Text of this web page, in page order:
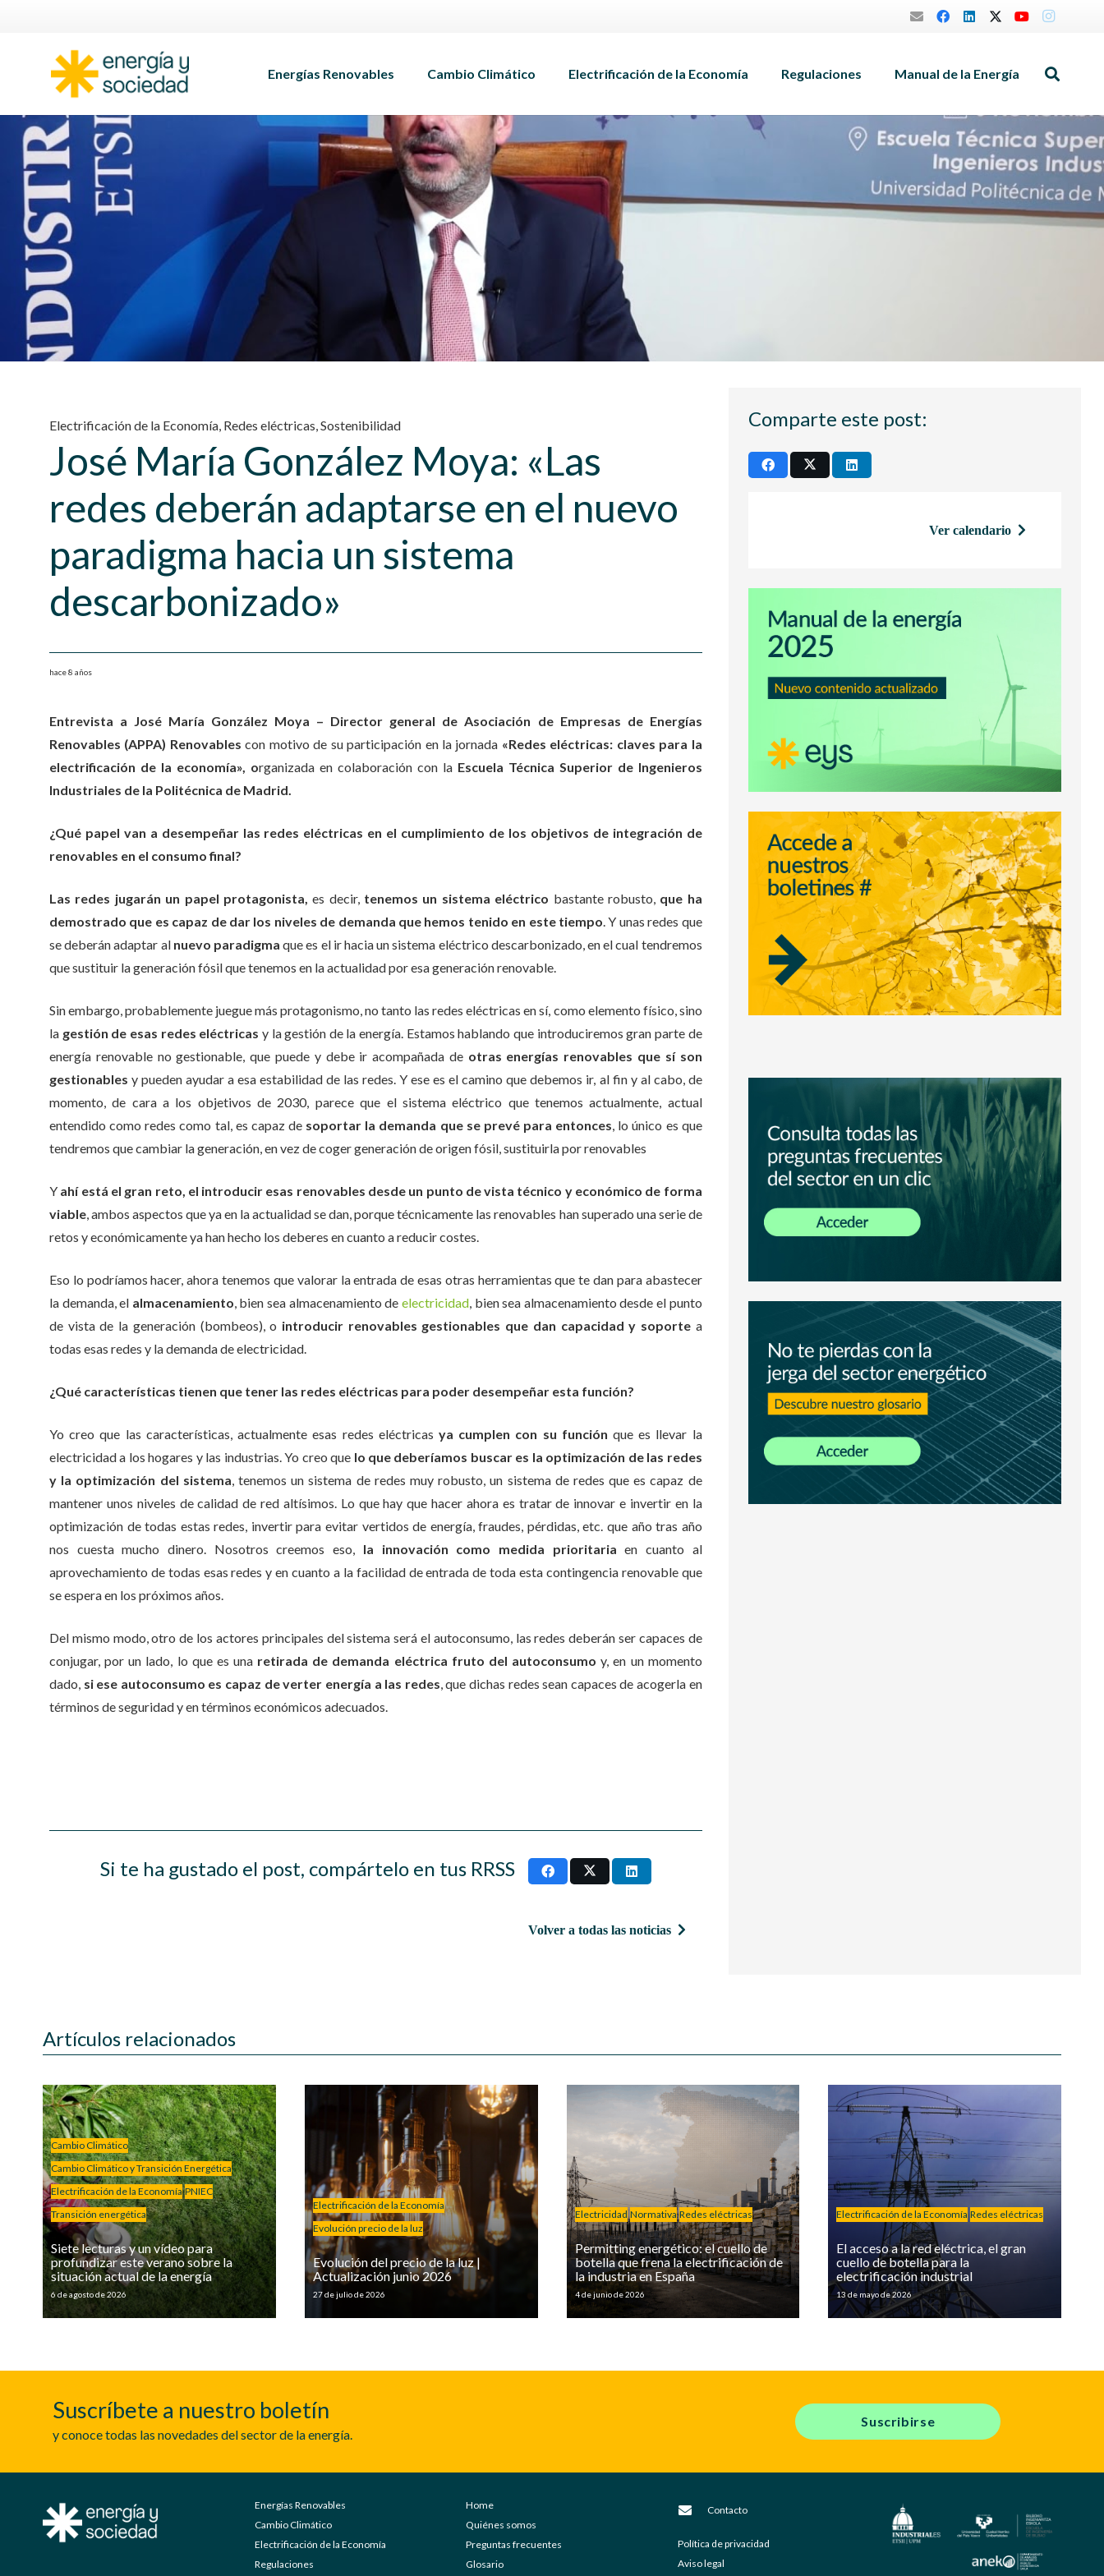
Energías Renovables Cambio Climático Electrificación de la Economía Regulaciones Manual de la Energía
Electrificación de la Economía, Redes eléctricas,Sostenibilidad
José María González Moya: «Las
redes deberán adaptarse en el nuevo
paradigma hacia un sistema
descarbonizado»
hace 8 años
Entrevista a José María González Moya – Director general de Asociación de Empresas de Energías
Renovables (APPA) Renovablescon motivo de su participación en la jornada «Redes eléctricas: claves para la
electrificación de la economía», organizada en colaboración con laEscuela Técnica Superior de Ingenieros
Industriales de la Politécnica de Madrid.
¿Qué papel van a desempeñar las redes eléctricas en el cumplimiento de los objetivos de integración de
renovables en el consumo final?
Las redes jugarán un papel protagonista, es decir, tenemos un sistema eléctrico bastante robusto, que ha
demostrado que es capaz de dar los niveles de demanda que hemos tenido en este tiempo. Y unas redes que
se deberán adaptar al nuevo paradigma que es el ir hacia un sistema eléctrico descarbonizado, en el cual tendremos
que sustituir la generación fósil que tenemos en la actualidad por esa generación renovable.
Sin embargo, probablemente juegue más protagonismo, no tanto las redes eléctricas en sí, como elemento físico, sino
la gestión de esas redes eléctricas y la gestión de la energía. Estamos hablando que introduciremos gran parte de
energía renovable no gestionable, que puede y debe ir acompañada de otras energías renovables que sí son
gestionables y pueden ayudar a esa estabilidad de las redes. Y ese es el camino que debemos ir, al fin y al cabo, de
momento, de cara a los objetivos de 2030, parece que el sistema eléctrico que tenemos actualmente, actual
entendido como redes como tal, es capaz de soportar la demanda que se prevé para entonces, lo único es que
tendremos que cambiar la generación, en vez de coger generación de origen fósil, sustituirla por renovables
Y ahí está el gran reto, el introducir esas renovables desde un punto de vista técnico y económico de forma
viable, ambos aspectos que ya en la actualidad se dan, porque técnicamente las renovables han superado una serie de
retos y económicamente ya han hecho los deberes en cuanto a reducir costes.
Eso lo podríamos hacer, ahora tenemos que valorar la entrada de esas otras herramientas que te dan para abastecer
la demanda, el almacenamiento, bien sea almacenamiento de electricidad, bien sea almacenamiento desde el punto
de vista de la generación (bombeos), o introducir renovables gestionables que dan capacidad y soportea
todas esas redes y la demanda de electricidad.
¿Qué características tienen que tener las redes eléctricas para poder desempeñar esta función?
Yo creo que las características, actualmente esas redes eléctricas ya cumplen con su función que es llevar la
electricidad a los hogares y las industrias. Yo creo que lo que deberíamos buscar es la optimización de las redes
y la optimización del sistema, tenemos un sistema de redes muy robusto, un sistema de redes que es capaz de
mantener unos niveles de calidad de red altísimos. Lo que hay que hacer ahora es tratar de innovar e invertir en la
optimización de todas estas redes, invertir para evitar vertidos de energía, fraudes, pérdidas, etc. que año tras año
nos cuesta mucho dinero. Nosotros creemos eso, la innovación como medida prioritaria en cuanto al
aprovechamiento de todas esas redes y en cuanto a la facilidad de entrada de toda esta contingencia renovable que
se espera en los próximos años.
Del mismo modo, otro de los actores principales del sistema será el autoconsumo, las redes deberán ser capaces de
conjugar, por un lado, lo que es una retirada de demanda eléctrica fruto del autoconsumo y, en un momento
dado, si ese autoconsumo es capaz de verter energía a las redes, que dichas redes sean capaces de acogerla en
términos de seguridad y en términos económicos adecuados.
Si te ha gustado el post, compártelo en tus RRSS
Volver a todas las noticias
Comparte este post:
Ver calendario
Artículos relacionados
Cambio Climático
Cambio Climático y Transición Energética
Electrificación de la Economía PNIEC
Transición energética
Siete lecturas y un vídeo para
profundizar este verano sobre la
situación actual de la energía
6 de agosto de 2026
Electrificación de la Economía
Evolución precio de la luz
Evolución del precio de la luz |
Actualización junio 2026
27 de julio de 2026
Electricidad Normativa Redes eléctricas
Permitting energético: el cuello de
botella que frena la electrificación de
la industria en España
4 de junio de 2026
Electrificación de la Economía Redes eléctricas
El acceso a la red eléctrica, el gran
cuello de botella para la
electrificación industrial
13 de mayo de 2026
Suscríbete a nuestro boletín
y conoce todas las novedades del sector de la energía.
Suscribirse
Energías Renovables
Cambio Climático
Electrificación de la Economía
Regulaciones
Home
Quiénes somos
Preguntas frecuentes
Glosario
Contacto
Política de privacidad
Aviso legal